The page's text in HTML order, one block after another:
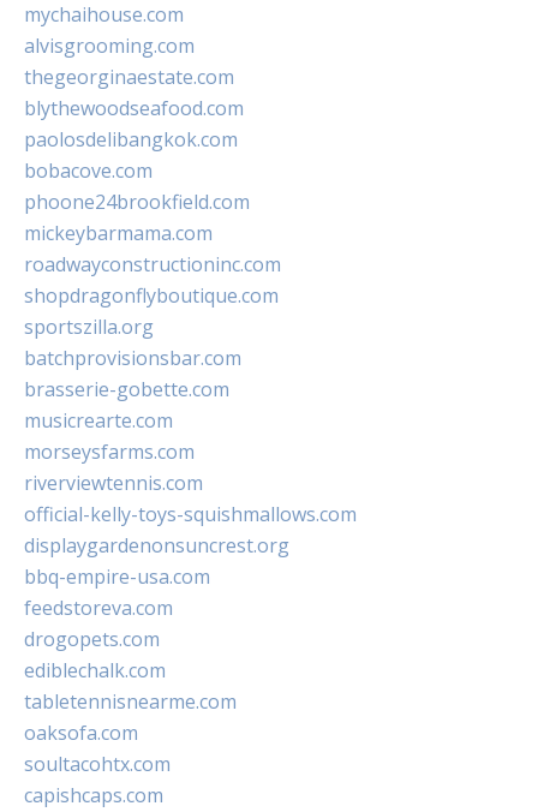
mychaihouse.com
alvisgrooming.com
thegeorginaestate.com
blythewoodseafood.com
paolosdelibangkok.com
bobacove.com
phoone24brookfield.com
mickeybarmama.com
roadwayconstructioninc.com
shopdragonflyboutique.com
sportszilla.org
batchprovisionsbar.com
brasserie-gobette.com
musicrearte.com
morseysfarms.com
riverviewtennis.com
official-kelly-toys-squishmallows.com
displaygardenonsuncrest.org
bbq-empire-usa.com
feedstoreva.com
drogopets.com
ediblechalk.com
tabletennisnearme.com
oaksofa.com
soultacohtx.com
capishcaps.com